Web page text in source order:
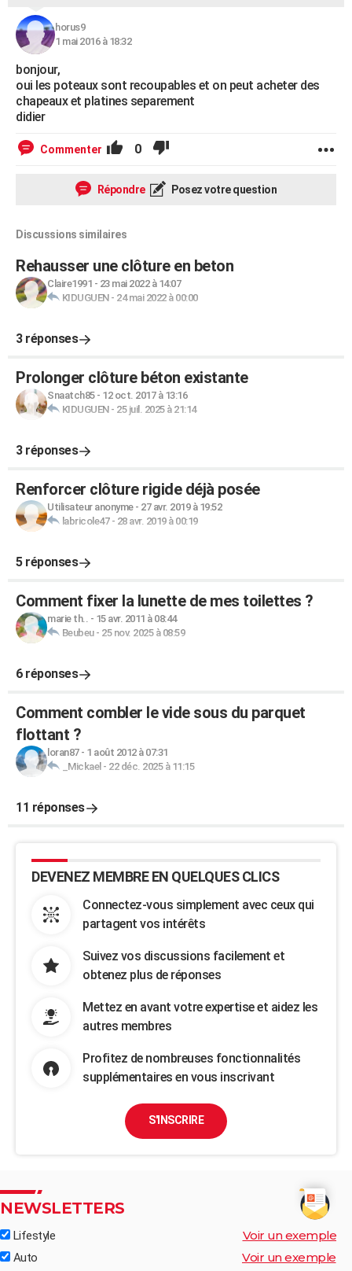
horus9
1 mai 2016 à 18:32
bonjour,
oui les poteaux sont recoupables et on peut acheter des
chapeaux et platines separement
didier
Commenter 0
Répondre Posez votre question
Discussions similaires
Rehausser une clôture en beton
Claire1991 - 23 mai 2022 à 14:07
KIDUGUEN- 24 mai 2022 à 00:00
3 réponses
Prolonger clôture béton existante
Snaatch85- 12 oct. 2017 à 13:16
KIDUGUEN- 25 juil. 2025 à 21:14
3 réponses
Renforcer clôture rigide déjà posée
Utilisateur anonyme- 27 avr. 2019 à 19:52
labricole47- 28 avr. 2019 à 00:19
5 réponses
Comment fixer la lunette de mes toilettes ?
marie th.. - 15 avr. 2011 à 08:44
Beubeu- 25 nov. 2025 à 08:59
6 réponses
Comment combler le vide sous du parquet
flottant ?
loran87- 1 août 2012 à 07:31
_Mickael - 22 déc. 2025 à 11:15
11 réponses
DEVENEZ MEMBRE EN QUELQUES CLICS
Connectez-vous simplement avec ceux qui
partagent vos intérêts
Suivez vos discussions facilement et
obtenez plus de réponses
Mettez en avant votre expertise et aidez les
autres membres
Profitez de nombreuses fonctionnalités
supplémentaires en vous inscrivant
S'INSCRIRE
NEWSLETTERS
Lifestyle Voir un exemple
Auto Voir un exemple